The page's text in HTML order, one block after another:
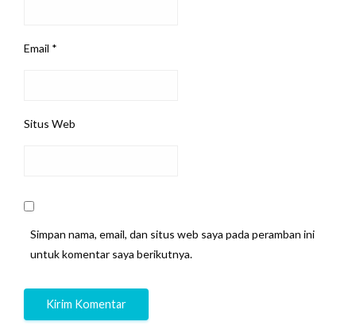
Email *
Situs Web
Simpan nama, email, dan situs web saya pada peramban ini
untuk komentar saya berikutnya.